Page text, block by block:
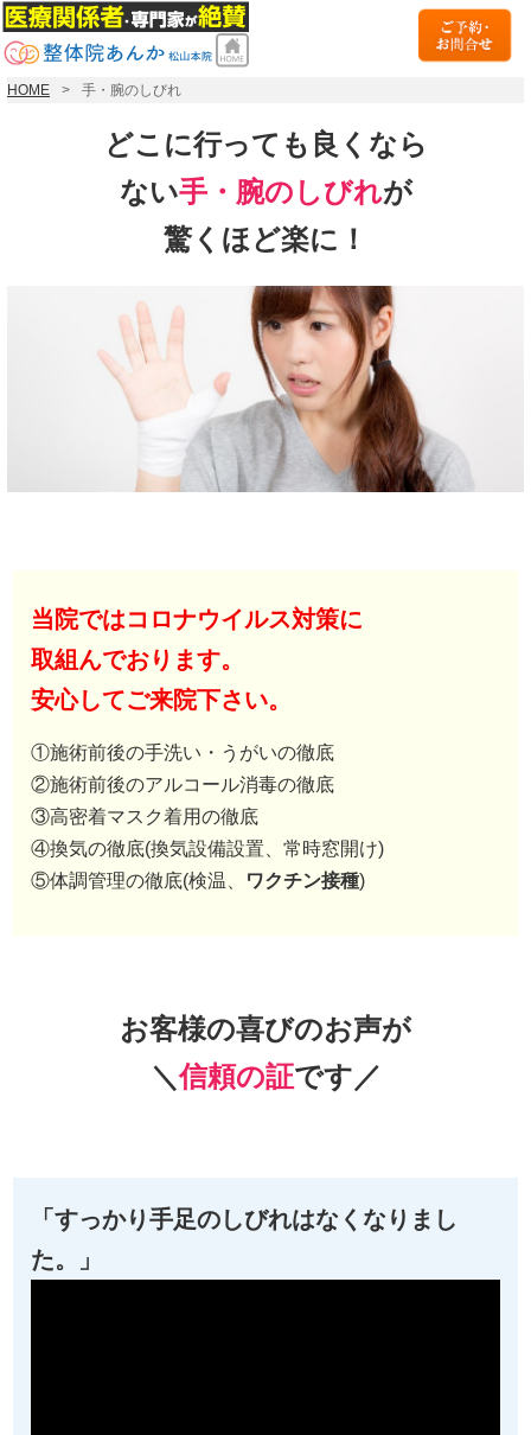
HOME 手・腕のしびれ
どこに行っても良くなら
ない手・腕のしびれが
驚くほど楽に！
当院ではコロナウイルス対策に
取組んでおります。
安心してご来院下さい。
①施術前後の手洗い・うがいの徹底
②施術前後のアルコール消毒の徹底
③高密着マスク着用の徹底
④換気の徹底(換気設備設置、常時窓開け)
⑤体調管理の徹底(検温、
ワクチン接種)
お客様の喜びのお声が
＼信頼の証です／
「すっかり手足のしびれはなくなりまし
た。」